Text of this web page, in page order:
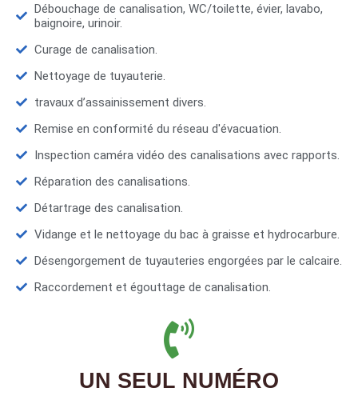
Débouchage de canalisation, WC/toilette, évier, lavabo,
baignoire, urinoir.
Curage de canalisation.
Nettoyage de tuyauterie.
travaux d’assainissement divers.
Remise en conformité du réseau d'évacuation.
Inspection caméra vidéo des canalisations avec rapports.
Réparation des canalisations.
Détartrage des canalisation.
Vidange et le nettoyage du bac à graisse et hydrocarbure.
Désengorgement de tuyauteries engorgées par le calcaire.
Raccordement et égouttage de canalisation.
UN SEUL NUMÉRO